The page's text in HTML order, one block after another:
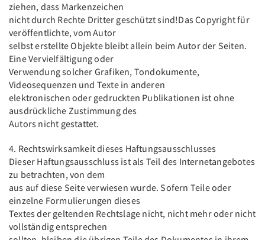
ziehen, dass Markenzeichen
nicht durch Rechte Dritter geschützt sind!Das Copyright für
veröffentlichte, vom Autor
selbst erstellte Objekte bleibt allein beim Autor der Seiten.
Eine Vervielfältigung oder
Verwendung solcher Grafiken, Tondokumente,
Videosequenzen und Texte in anderen
elektronischen oder gedruckten Publikationen ist ohne
ausdrückliche Zustimmung des
Autors nicht gestattet.
4. Rechtswirksamkeit dieses Haftungsausschlusses
Dieser Haftungsausschluss ist als Teil des Internetangebotes
zu betrachten, von dem
aus auf diese Seite verwiesen wurde. Sofern Teile oder
einzelne Formulierungen dieses
Textes der geltenden Rechtslage nicht, nicht mehr oder nicht
vollständig entsprechen